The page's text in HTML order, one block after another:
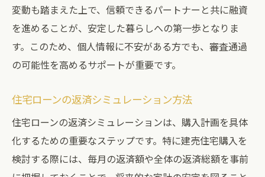
変動も踏まえた上で、信頼できるパートナーと共に融資
を進めることが、安定した暮らしへの第一歩となりま
す。このため、個人情報に不安がある方でも、審査通過
の可能性を高めるサポートが重要です。
住宅ローンの返済シミュレーション方法
住宅ローンの返済シミュレーションは、購入計画を具体
化するための重要なステップです。特に建売住宅購入を
検討する際には、毎月の返済額や全体の返済総額を事前